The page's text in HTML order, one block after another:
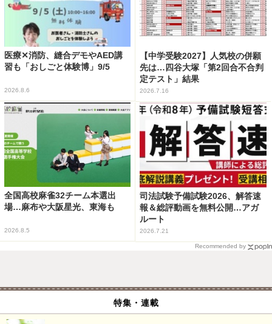
医療✕消防、縫合デモやAED講
習も「おしごと体験博」9/5
2026.8.6
【中学受験2027】人気校の併願
先は…四谷大塚「第2回合不合判
定テスト」結果
2026.7.16
全国高校麻雀32チーム本選出
場…麻布や大阪星光、東海も
2026.8.5
司法試験予備試験2026、解答速
報＆総評動画を無料公開…アガ
ルート
2026.7.21
Recommended by
特集・連載